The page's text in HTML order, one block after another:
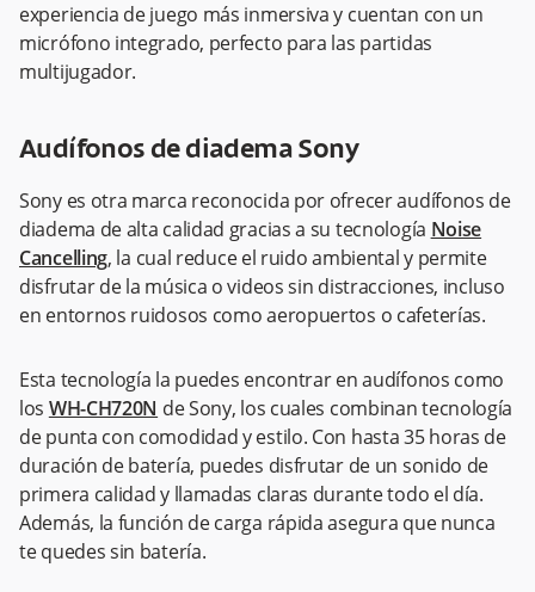
experiencia de juego más inmersiva y cuentan con un
micrófono integrado, perfecto para las partidas
multijugador.
Audífonos de diadema Sony
Sony es otra marca reconocida por ofrecer audífonos de
diadema de alta calidad gracias a su tecnología Noise
Cancelling, la cual reduce el ruido ambiental y permite
disfrutar de la música o videos sin distracciones, incluso
en entornos ruidosos como aeropuertos o cafeterías.
Esta tecnología la puedes encontrar en audífonos como
los WH-CH720N de Sony, los cuales combinan tecnología
de punta con comodidad y estilo. Con hasta 35 horas de
duración de batería, puedes disfrutar de un sonido de
primera calidad y llamadas claras durante todo el día.
Además, la función de carga rápida asegura que nunca
te quedes sin batería.